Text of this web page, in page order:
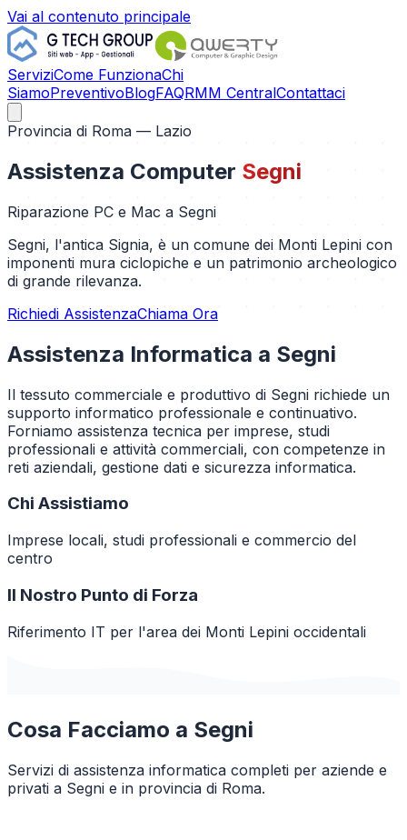
Vai al contenuto principale
ServiziCome FunzionaChi
SiamoPreventivoBlogFAQRMM CentralContattaci
Provincia di Roma — Lazio
Assistenza Computer Segni
Riparazione PC e Mac a Segni
Segni, l'antica Signia, è un comune dei Monti Lepini con
imponenti mura ciclopiche e un patrimonio archeologico
di grande rilevanza.
Richiedi AssistenzaChiama Ora
Assistenza Informatica a Segni
Il tessuto commerciale e produttivo di Segni richiede un
supporto informatico professionale e continuativo.
Forniamo assistenza tecnica per imprese, studi
professionali e attività commerciali, con competenze in
reti aziendali, gestione dati e sicurezza informatica.
Chi Assistiamo
Imprese locali, studi professionali e commercio del
centro
Il Nostro Punto di Forza
Riferimento IT per l'area dei Monti Lepini occidentali
Cosa Facciamo a Segni
Servizi di assistenza informatica completi per aziende e
privati a Segni e in provincia di Roma.